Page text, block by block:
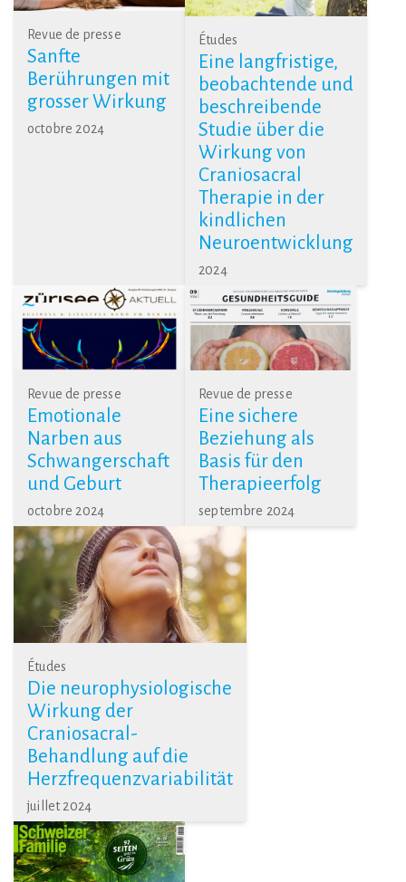
Revue de presse
Sanfte
Berührungen mit
grosser Wirkung
octobre 2024
Études
Eine langfristige,
beobachtende und
beschreibende
Studie über die
Wirkung von
Craniosacral
Therapie in der
kindlichen
Neuroentwicklung
2024
Revue de presse
Emotionale
Narben aus
Schwangerschaft
und Geburt
octobre 2024
Revue de presse
Eine sichere
Beziehung als
Basis für den
Therapieerfolg
septembre 2024
Études
Die neurophysiologische
Wirkung der
Craniosacral-
Behandlung auf die
Herzfrequenzvariabilität
juillet 2024